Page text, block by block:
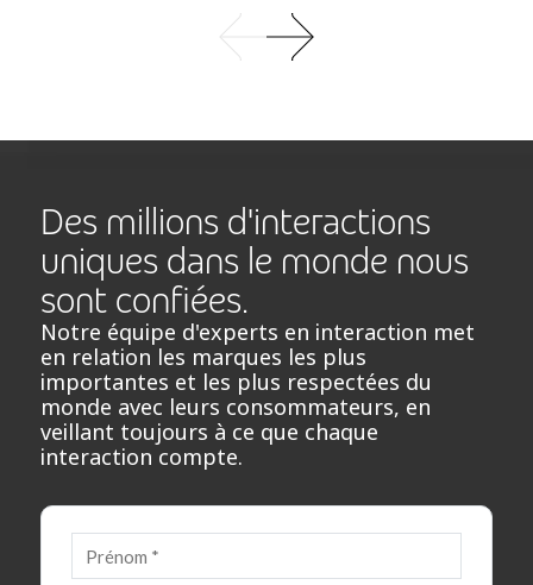
Des millions d'interactions
uniques dans le monde nous
sont confiées.
Notre équipe d'experts en interaction met
en relation les marques les plus
importantes et les plus respectées du
monde avec leurs consommateurs, en
veillant toujours à ce que chaque
interaction compte.